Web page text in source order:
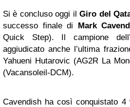
Si è concluso oggi ilGiro del
successo finale di Mark
Quick Step). Il campione
aggiudicato anche l’ultima
Yahueni Hutarovic (AG2R La
(Vacansoleil-DCM).
Cavendish ha così conquistato